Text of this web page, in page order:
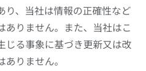
り、当社は情報の正確性など
ありません。また、当社はこ
じる事象に基づき更新又は改
りません。